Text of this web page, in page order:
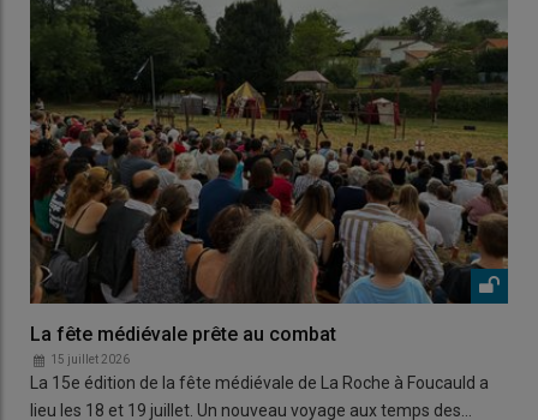
La fête médiévale prête au combat
15 juillet 2026
La 15e édition de la fête médiévale de La Roche à Foucauld a
lieu les 18 et 19 juillet. Un nouveau voyage aux temps des…